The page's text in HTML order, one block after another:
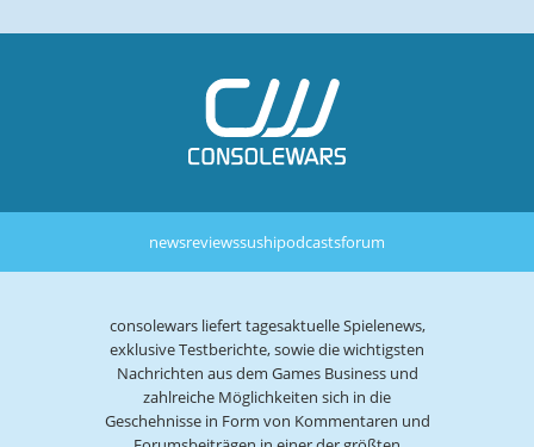
newsreviewssushipodcastsforum
consolewars liefert tagesaktuelle Spielenews,
exklusive Testberichte, sowie die wichtigsten
Nachrichten aus dem Games Business und
zahlreiche Möglichkeiten sich in die
Geschehnisse in Form von Kommentaren und